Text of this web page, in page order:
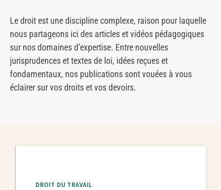
Le droit est une discipline complexe, raison pour laquelle
nous partageons ici des articles et vidéos pédagogiques
sur nos domaines d’expertise. Entre nouvelles
jurisprudences et textes de loi, idées reçues et
fondamentaux, nos publications sont vouées à vous
éclairer sur vos droits et vos devoirs.
DROIT DU TRAVAIL